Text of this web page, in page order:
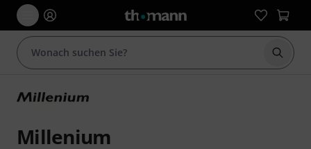
Suche
Millenium